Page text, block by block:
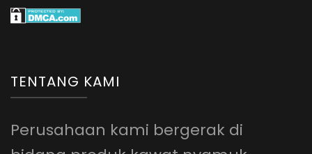
TENTANG KAMI
Perusahaan kami bergerak di